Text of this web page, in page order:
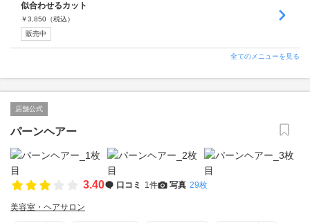
似合わせるカット
￥3,850 （税込）
販売中
全てのメニューを見る
店舗公式
パーンヘアー
3.40 口コミ 1件 写真 29枚
美容室・ヘアサロン